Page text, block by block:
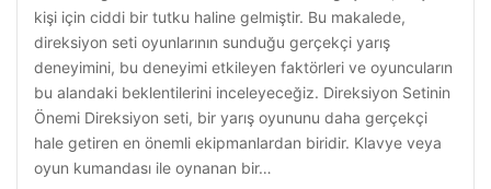
kişi için ciddi bir tutku haline gelmiştir. Bu makalede,
direksiyon seti oyunlarının sunduğu gerçekçi yarış
deneyimini, bu deneyimi etkileyen faktörleri ve oyuncuların
bu alandaki beklentilerini inceleyeceğiz. Direksiyon Setinin
Önemi Direksiyon seti, bir yarış oyununu daha gerçekçi
hale getiren en önemli ekipmanlardan biridir. Klavye veya
oyun kumandası ile oynanan bir…